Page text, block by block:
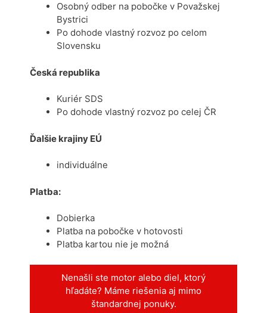
Osobný odber na pobočke v Považskej
Bystrici
Po dohode vlastný rozvoz po celom
Slovensku
Česká republika
Kuriér SDS
Po dohode vlastný rozvoz po celej ČR
Ďalšie krajiny EÚ
individuálne
Platba:
Dobierka
Platba na pobočke v hotovosti
Platba kartou nie je možná
Nenašli ste motor alebo diel, ktorý
hľadáte? Máme riešenia aj mimo
štandardnej ponuky.